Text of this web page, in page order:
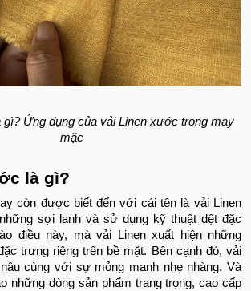
gì? Ứng dụng của vải Linen xước trong may
mặc
là gì?
còn được biết đến với cái tên là vải Linen
sợi lanh và sử dụng kỹ thuật dệt đặc
điều này, mà vải Linen xuất hiện những
trưng riêng trên bề mặt. Bên cạnh đó, vải
cùng với sự mỏng manh nhẹ nhàng. Và
những dòng sản phẩm trang trọng, cao cấp